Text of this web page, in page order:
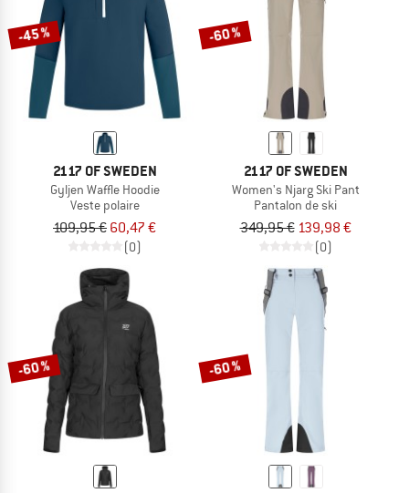
-45 %
2117 OF SWEDEN
Gyljen Waffle Hoodie
Veste polaire
109,95 € 60,47 €
(0)
-60 %
2117 OF SWEDEN
Women's Njarg Ski Pant
Pantalon de ski
349,95 € 139,98 €
(0)
-60 % -60 %